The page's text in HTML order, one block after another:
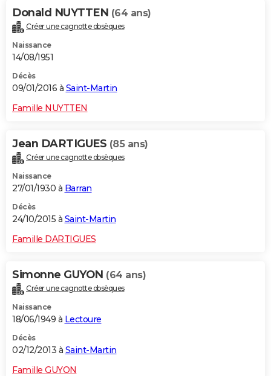
Donald NUYTTEN (64 ans)
Créer une cagnotte obsèques
Naissance
14/08/1951
Décès
09/01/2016 à Saint-Martin
Famille NUYTTEN
Jean DARTIGUES (85 ans)
Créer une cagnotte obsèques
Naissance
27/01/1930 à Barran
Décès
24/10/2015 à Saint-Martin
Famille DARTIGUES
Simonne GUYON (64 ans)
Créer une cagnotte obsèques
Naissance
18/06/1949 à Lectoure
Décès
02/12/2013 à Saint-Martin
Famille GUYON